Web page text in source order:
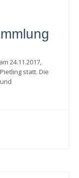
24.11.2017,
statt. Die